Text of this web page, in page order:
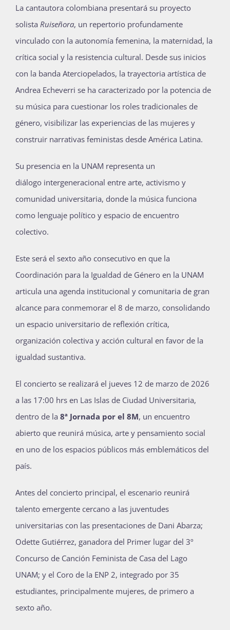
La cantautora colombiana presentará su proyecto
solista Ruiseñora, un repertorio profundamente
vinculado con la autonomía femenina, la maternidad, la
crítica social y la resistencia cultural. Desde sus inicios
con la banda Aterciopelados, la trayectoria artística de
Andrea Echeverri se ha caracterizado por la potencia de
su música para cuestionar los roles tradicionales de
género, visibilizar las experiencias de las mujeres y
construir narrativas feministas desde América Latina.
Su presencia en la UNAM representa un
diálogo intergeneracional entre arte, activismo y
comunidad universitaria, donde la música funciona
como lenguaje político y espacio de encuentro
colectivo.
Este será el sexto año consecutivo en que la
Coordinación para la Igualdad de Género en la UNAM
articula una agenda institucional y comunitaria de gran
alcance para conmemorar el 8 de marzo, consolidando
un espacio universitario de reflexión crítica,
organización colectiva y acción cultural en favor de la
igualdad sustantiva.
El concierto se realizará el jueves 12 de marzo de 2026
a las 17:00 hrs en Las Islas de Ciudad Universitaria,
dentro de la 8ª Jornada por el 8M, un encuentro
abierto que reunirá música, arte y pensamiento social
en uno de los espacios públicos más emblemáticos del
país.
Antes del concierto principal, el escenario reunirá
talento emergente cercano a las juventudes
universitarias con las presentaciones de Dani Abarza;
Odette Gutiérrez, ganadora del Primer lugar del 3º
Concurso de Canción Feminista de Casa del Lago
UNAM; y el Coro de la ENP 2, integrado por 35
estudiantes, principalmente mujeres, de primero a
sexto año.